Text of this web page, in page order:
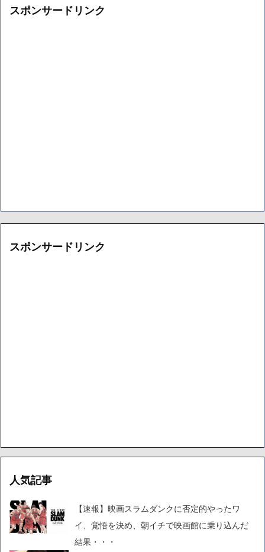
スポンサードリンク
スポンサードリンク
人気記事
【速報】映画スラムダンクに否定的やったワ
イ、覚悟を決め、朝イチで映画館に乗り込んだ
結果・・・